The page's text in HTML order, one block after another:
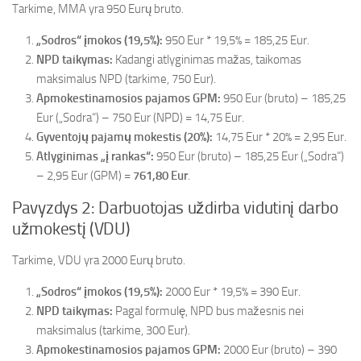
Tarkime, MMA yra 950 Eurų bruto.
„Sodros“ įmokos (19,5%): 950 Eur * 19,5% = 185,25 Eur.
NPD taikymas: Kadangi atlyginimas mažas, taikomas
maksimalus NPD (tarkime, 750 Eur).
Apmokestinamosios pajamos GPM: 950 Eur (bruto) – 185,25
Eur („Sodra“) – 750 Eur (NPD) = 14,75 Eur.
Gyventojų pajamų mokestis (20%): 14,75 Eur * 20% = 2,95 Eur.
Atlyginimas „į rankas“: 950 Eur (bruto) – 185,25 Eur („Sodra“)
– 2,95 Eur (GPM) = 761,80 Eur.
Pavyzdys 2: Darbuotojas uždirba vidutinį darbo
užmokestį (VDU)
Tarkime, VDU yra 2000 Eurų bruto.
„Sodros“ įmokos (19,5%): 2000 Eur * 19,5% = 390 Eur.
NPD taikymas: Pagal formulę, NPD bus mažesnis nei
maksimalus (tarkime, 300 Eur).
Apmokestinamosios pajamos GPM: 2000 Eur (bruto) – 390